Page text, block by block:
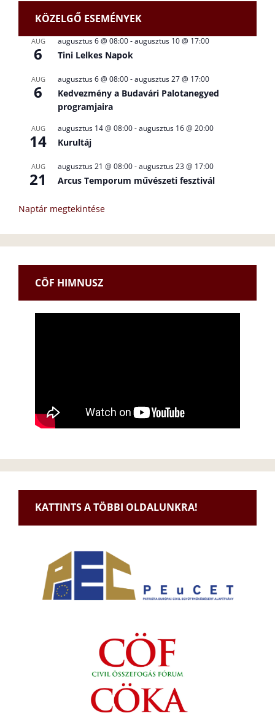
KÖZELGŐ ESEMÉNYEK
AUG
6
augusztus 6 @ 08:00-augusztus 10 @ 17:00
Tini Lelkes Napok
AUG
6
augusztus 6 @ 08:00-augusztus 27 @ 17:00
Kedvezmény a Budavári Palotanegyed
programjaira
AUG
14
augusztus 14 @ 08:00-augusztus 16 @ 20:00
Kurultáj
AUG
21
augusztus 21 @ 08:00-augusztus 23 @ 17:00
Arcus Temporum művészeti fesztivál
Naptár megtekintése
CÖF HIMNUSZ
KATTINTS A TÖBBI OLDALUNKRA!